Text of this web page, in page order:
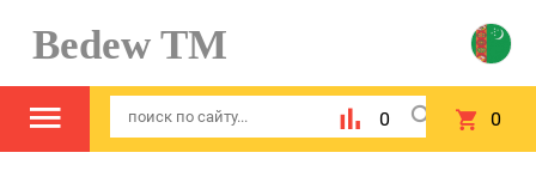
Bedew TM
0 0